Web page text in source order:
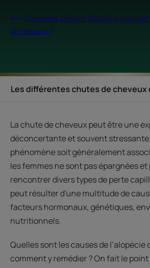
Comment prévenir l'alopécie
de cheveux ?
Les différentes chutes de cheveux
La chute de cheveux peut être une
déconcertante et souvent
phénomène soit généralement
les femmes ne sont pas épargnées
rencontrer divers types de perte
peut résulter d'une multitude de
facteurs hormonaux, génétiques,
nutritionnels.
Quelles sont les causes de l’alopécie
comment y remédier ? On fait le point